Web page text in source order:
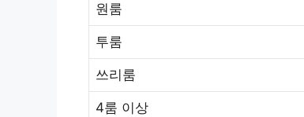
원룸
투룸
쓰리룸
4룸 이상